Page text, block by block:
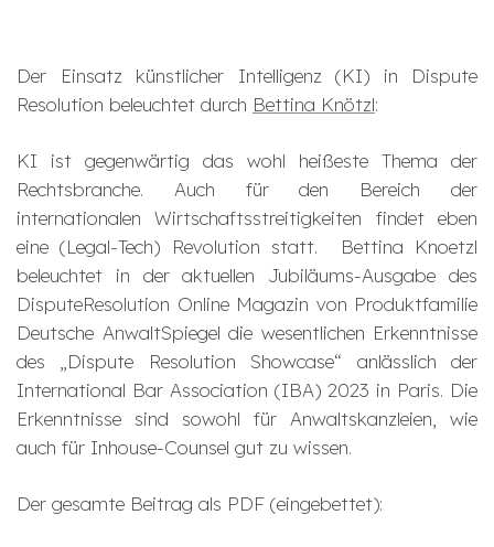
Der Einsatz künstlicher Intelligenz (KI) in Dispute
Resolution beleuchtet durch Bettina Knötzl:
KI ist gegenwärtig das wohl heißeste Thema der
Rechtsbranche. Auch für den Bereich der
internationalen Wirtschaftsstreitigkeiten findet eben
eine (Legal-Tech) Revolution statt. Bettina Knoetzl
beleuchtet in der aktuellen Jubiläums-Ausgabe des
DisputeResolution Online Magazin von Produktfamilie
Deutsche AnwaltSpiegel die wesentlichen Erkenntnisse
des „Dispute Resolution Showcase“ anlässlich der
International Bar Association (IBA) 2023 in Paris. Die
Erkenntnisse sind sowohl für Anwaltskanzleien, wie
auch für Inhouse-Counsel gut zu wissen.
Der gesamte Beitrag als PDF (eingebettet):